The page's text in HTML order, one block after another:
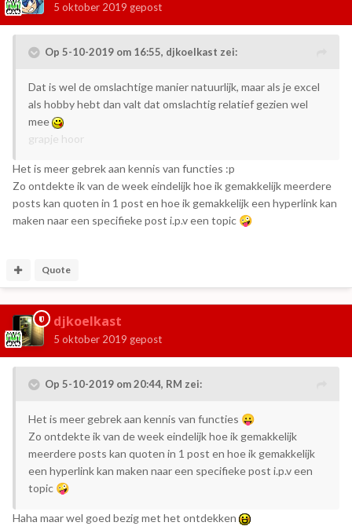
5 oktober 2019 gepost
Op 5-10-2019 om 16:55, djkoelkast zei:
Dat is wel de omslachtige manier natuurlijk, maar als je excel
als hobby hebt dan valt dat omslachtig relatief gezien wel
mee
grapje hoor
Het is meer gebrek aan kennis van functies :p
Zo ontdekte ik van de week eindelijk hoe ik gemakkelijk meerdere
posts kan quoten in 1 post en hoe ik gemakkelijk een hyperlink kan
maken naar een specifieke post i.p.v een topic 🤪
Quote
djkoelkast
5 oktober 2019 gepost
Op 5-10-2019 om 20:44, RM zei:
Het is meer gebrek aan kennis van functies 😛
Zo ontdekte ik van de week eindelijk hoe ik gemakkelijk
meerdere posts kan quoten in 1 post en hoe ik gemakkelijk
een hyperlink kan maken naar een specifieke post i.p.v een
topic 🤪
Haha maar wel goed bezig met het ontdekken